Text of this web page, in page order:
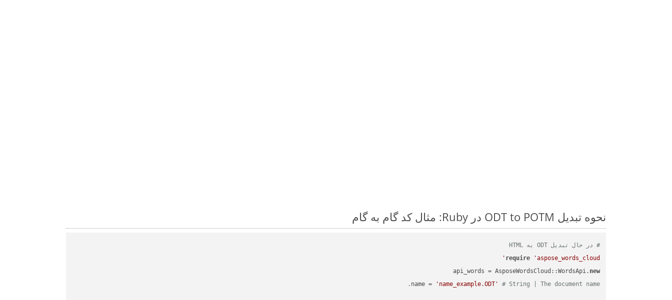
نحوه تبدیل ODT to POTM در Ruby: مثال کد گام به گام
# در حال تبدیل ODT به HTML
require
'aspose_words_cloud'
api_words = AsposeWordsCloud::WordsApi. new
name =
'name_example.ODT' # String | The document name.